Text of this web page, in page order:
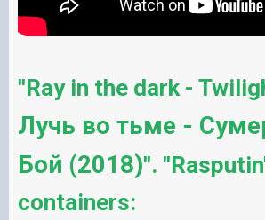
''Ray in the dark -
Лучь во тьме -
Бой (2018)''.
containers: